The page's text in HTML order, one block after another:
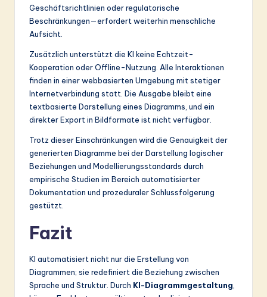
Geschäftsrichtlinien oder regulatorische
Beschränkungen—erfordert weiterhin menschliche
Aufsicht.
Zusätzlich unterstützt die KI keine Echtzeit-
Kooperation oder Offline-Nutzung. Alle Interaktionen
finden in einer webbasierten Umgebung mit stetiger
Internetverbindung statt. Die Ausgabe bleibt eine
textbasierte Darstellung eines Diagramms, und ein
direkter Export in Bildformate ist nicht verfügbar.
Trotz dieser Einschränkungen wird die Genauigkeit der
generierten Diagramme bei der Darstellung logischer
Beziehungen und Modellierungsstandards durch
empirische Studien im Bereich automatisierter
Dokumentation und prozeduraler Schlussfolgerung
gestützt.
Fazit
KI automatisiert nicht nur die Erstellung von
Diagrammen; sie redefiniert die Beziehung zwischen
Sprache und Struktur. Durch KI-Diagrammgestaltung